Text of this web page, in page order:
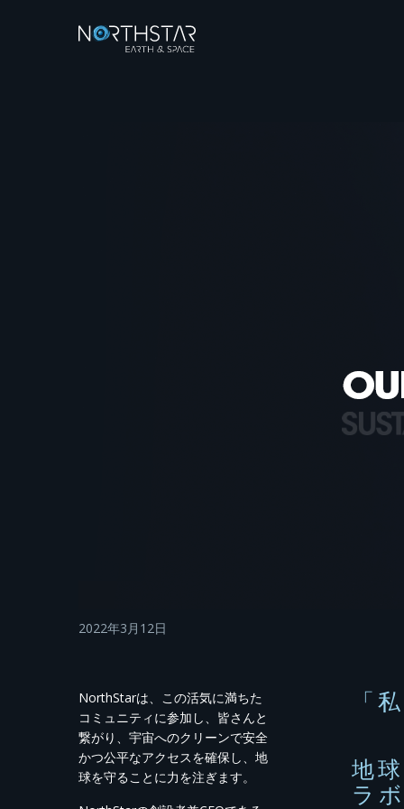
2022年3月12日
NorthStarは、この活気に満ちた
コミュニティに参加し、皆さんと
繋がり、宇宙へのクリーンで安全
かつ公平なアクセスを確保し、地
球を守ることに力を注ぎます。
「
地
ラ